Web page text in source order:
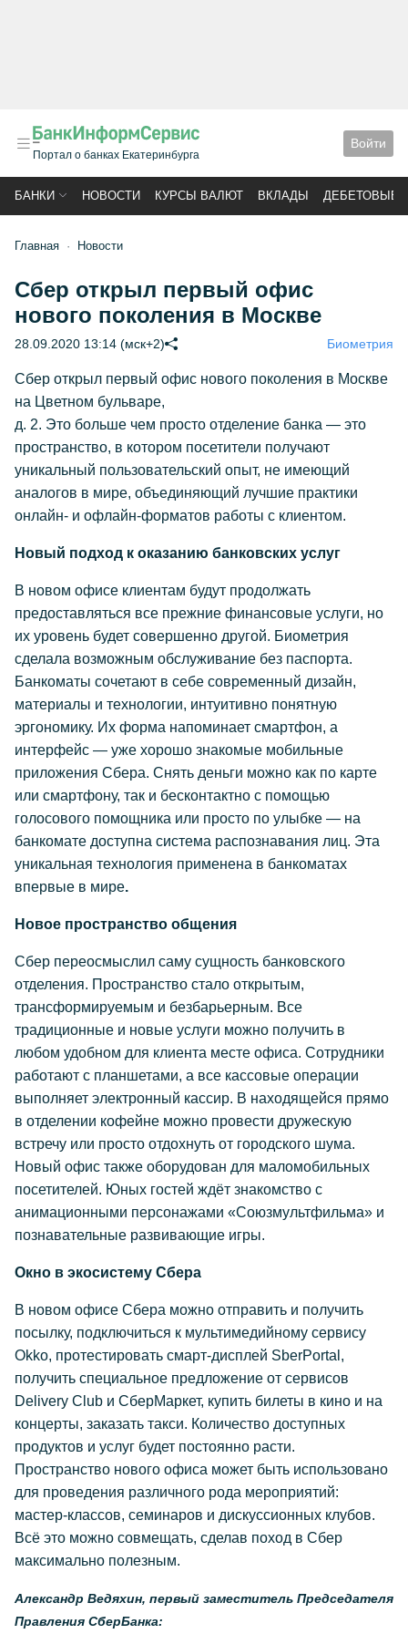
Портал о банках Екатеринбурга
Войти
БАНКИ НОВОСТИ КУРСЫ ВАЛЮТ ВКЛАДЫ ДЕБЕТОВЫЕ
Главная Новости
Сбер открыл первый офис
нового поколения в Москве
28.09.2020 13:14 (мск+2) Биометрия
Сбер открыл первый офис нового поколения в Москве
на Цветном бульваре,
д. 2. Это больше чем просто отделение банка — это
пространство, в котором посетители получают
уникальный пользовательский опыт, не имеющий
аналогов в мире, объединяющий лучшие практики
онлайн- и офлайн-форматов работы с клиентом.
Новый подход к оказанию банковских услуг
В новом офисе клиентам будут продолжать
предоставляться все прежние финансовые услуги, но
их уровень будет совершенно другой. Биометрия
сделала возможным обслуживание без паспорта.
Банкоматы сочетают в себе современный дизайн,
материалы и технологии, интуитивно понятную
эргономику. Их форма напоминает смартфон, а
интерфейс — уже хорошо знакомые мобильные
приложения Сбера. Снять деньги можно как по карте
или смартфону, так и бесконтактно с помощью
голосового помощника или просто по улыбке — на
банкомате доступна система распознавания лиц. Эта
уникальная технология применена в банкоматах
впервые в мире.
Новое пространство общения
Сбер переосмыслил саму сущность банковского
отделения. Пространство стало открытым,
трансформируемым и безбарьерным. Все
традиционные и новые услуги можно получить в
любом удобном для клиента месте офиса. Сотрудники
работают с планшетами, а все кассовые операции
выполняет электронный кассир. В находящейся прямо
в отделении кофейне можно провести дружескую
встречу или просто отдохнуть от городского шума.
Новый офис также оборудован для маломобильных
посетителей. Юных гостей ждёт знакомство с
анимационными персонажами «Союзмультфильма» и
познавательные развивающие игры.
Окно в экосистему Сбера
В новом офисе Сбера можно отправить и получить
посылку, подключиться к мультимедийному сервису
Okko, протестировать смарт-дисплей SberPortal,
получить специальное предложение от сервисов
Delivery Club и СберМаркет, купить билеты в кино и на
концерты, заказать такси. Количество доступных
продуктов и услуг будет постоянно расти.
Пространство нового офиса может быть использовано
для проведения различного рода мероприятий:
мастер-классов, семинаров и дискуссионных клубов.
Всё это можно совмещать, сделав поход в Сбер
максимально полезным.
Александр Ведяхин, первый заместитель Председателя
Правления СберБанка: